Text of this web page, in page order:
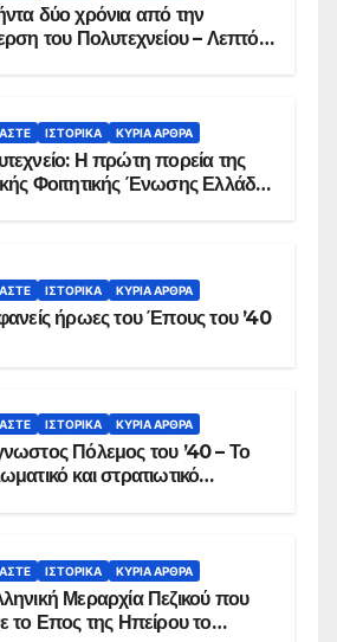
δύο χρόνια από την
του Πολυτεχνείου – Λεπτό
ΙΣΤΟΡΙΚΆ ΚΥΡΙΑ ΑΡΘΡΑ
Η πρώτη πορεία της
Φοιτητικής Ένωσης Ελλάδος
ΙΣΤΟΡΙΚΆ ΚΥΡΙΑ ΑΡΘΡΑ
ήρωες του Έπους του ’40
ΙΣΤΟΡΙΚΆ ΚΥΡΙΑ ΑΡΘΡΑ
Πόλεμος του ’40 – Το
και στρατιωτικό
ΙΣΤΟΡΙΚΆ ΚΥΡΙΑ ΑΡΘΡΑ
Μεραρχία Πεζικού που
το Επος της Ηπείρου το